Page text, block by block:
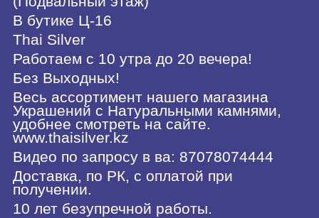
В бутике Ц-16
Thai Silver
Работаем с 10 утра до 20 вечера!
Без Выходных!
Весь ассортимент нашего магазина
Украшений с Натуральными камнями,
удобнее смотреть на сайте.
www.thaisilver.kz
Видео по запросу в ва: 87078074444
Доставка, по РК, с оплатой при
получении.
10 лет безупречной работы.